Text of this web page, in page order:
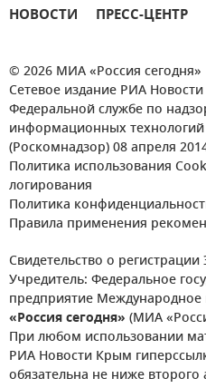
НОВОСТИ ПРЕСС-ЦЕНТР
© 2026 МИА «Россия сегодня»
Сетевое издание РИА
Федеральной службе по
информационных
(Роскомнадзор) 08 апреля
Политика использования
логирования
Политика
Правила применения
Свидетельство о
Учредитель: Федеральное
предприятие
«Россия сегодня» (МИА
При любом использовании
РИА Новости Крым
обязательна не ниже второго